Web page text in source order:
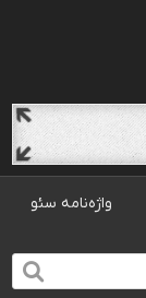
واژه‌نامه سئو